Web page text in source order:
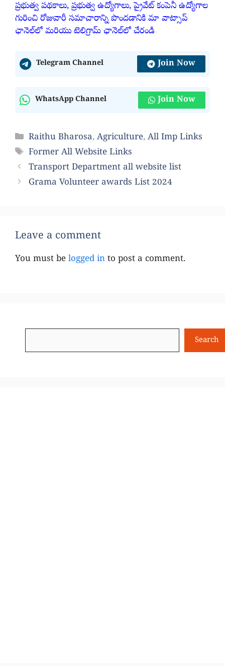
ప్రభుత్వ పథకాలు, ప్రభుత్వ ఉద్యోగాలు, ప్రైవేట్ కంపెనీ ఉద్యోగాల
గురించి రోజువారీ సమాచారాన్ని పొందడానికి మా వాట్సాప్
ఛానెల్‌లో మరియు టెలిగ్రామ్ ఛానెల్‌లో చేరండి
Telegram Channel Join Now
WhatsApp Channel Join Now
Categories
Raithu Bharosa,Agriculture,All Imp Links
Tags
Former All Website Links
Transport Department all website list
Grama Volunteer awards List 2024
Leave a comment
You must be logged in to post a comment.
Search